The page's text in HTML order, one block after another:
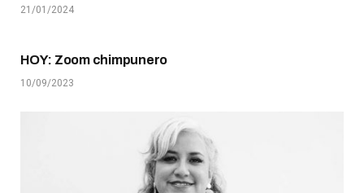
21/01/2024
HOY: Zoom chimpunero
10/09/2023